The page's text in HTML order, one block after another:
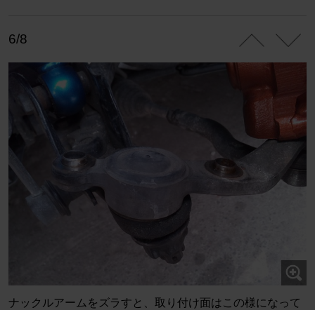
6/8
ナックルアームをズラすと、取り付け面はこの様になって